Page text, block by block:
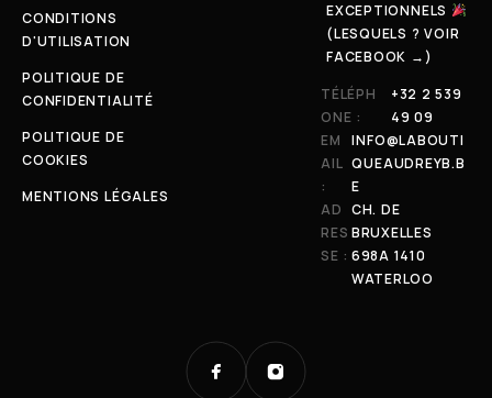
CONDITIONS
D'UTILISATION
POLITIQUE DE
CONFIDENTIALITÉ
POLITIQUE DE
COOKIES
MENTIONS LÉGALES
EXCEPTIONNELS
(LESQUELS ? VOIR
FACEBOOK →)
TÉLÉPH
ONE :
+32 2 539
49 09
EM
AIL
:
INFO@LABOUTI
QUEAUDREYB.B
E
AD
RES
SE :
CH. DE
BRUXELLES
698A 1410
WATERLOO